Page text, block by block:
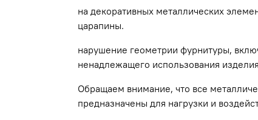
на декоративных металлических
царапины.
нарушение геометрии фурнитуры,
ненадлежащего использования
Обращаем внимание, что все
предназначены для нагрузки и